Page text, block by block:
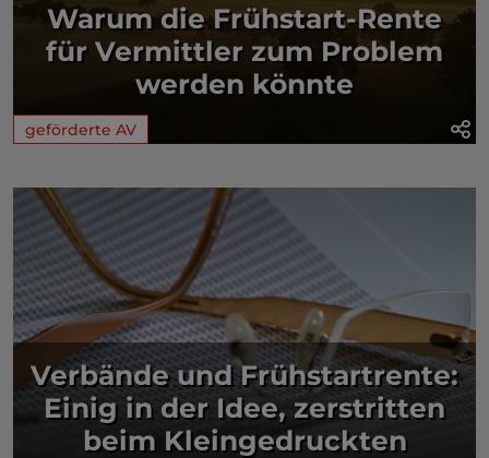
Warum die Frühstart-Rente
für Vermittler zum Problem
werden könnte
geförderte AV
Verbände und Frühstartrente:
Einig in der Idee, zerstritten
beim Kleingedruckten